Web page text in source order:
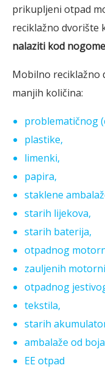
prikupljeni otpad
reciklažno dvorište
nalaziti kod
Mobilno reciklažno
manjih količina:
problematičnog
plastike,
limenki,
papira,
staklene
starih lijekova,
starih baterija,
otpadnog
zauljenih
otpadnog
tekstila,
starih
ambalaže od
EE otpad